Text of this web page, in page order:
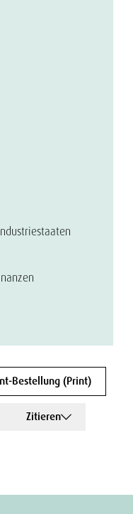
Bestellung (Print)
Zitieren